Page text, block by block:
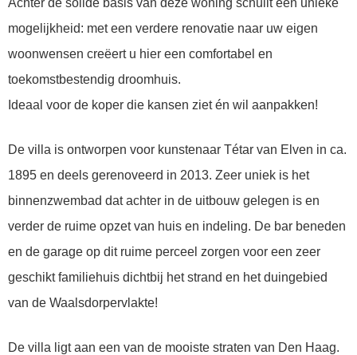
mogelijkheid: met een verdere renovatie naar uw eigen
woonwensen creëert u hier een comfortabel en
toekomstbestendig droomhuis.
Ideaal voor de koper die kansen ziet én wil aanpakken!
De villa is ontworpen voor kunstenaar Tétar van Elven in ca.
1895 en deels gerenoveerd in 2013. Zeer uniek is het
binnenzwembad dat achter in de uitbouw gelegen is en
verder de ruime opzet van huis en indeling. De bar beneden
en de garage op dit ruime perceel zorgen voor een zeer
geschikt familiehuis dichtbij het strand en het duingebied
van de Waalsdorpervlakte!
De villa ligt aan een van de mooiste straten van Den Haag.